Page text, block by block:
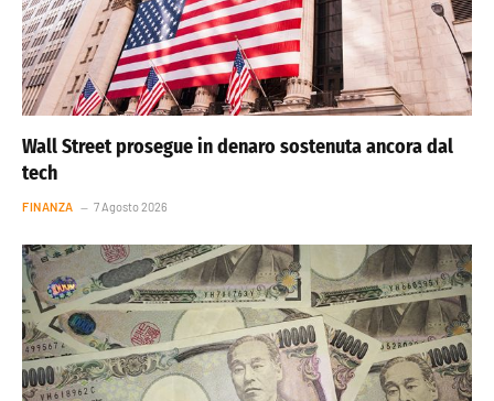
Wall Street prosegue in denaro sostenuta ancora dal
tech
FINANZA 7 Agosto 2026